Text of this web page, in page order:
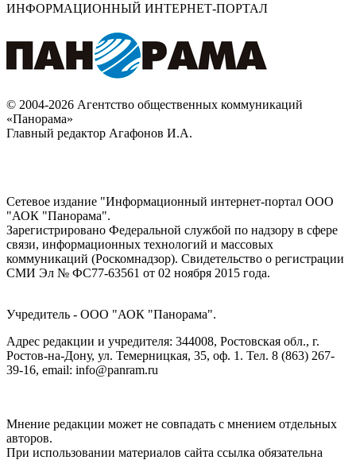
ИНФОРМАЦИОННЫЙ ИНТЕРНЕТ-ПОРТАЛ
© 2004-2026 Агентство общественных коммуникаций
«Панорама»
Главный редактор Агафонов И.А.
Сетевое издание "Информационный интернет-портал ООО
"АОК "Панорама".
Зарегистрировано Федеральной службой по надзору в сфере
связи, информационных технологий и массовых
коммуникаций (Роскомнадзор). Cвидетельство о регистрации
СМИ Эл № ФС77-63561 от 02 ноября 2015 года.
Учредитель - ООО "АОК "Панорама".
Адрес редакции и учредителя: 344008, Ростовская обл., г.
Ростов-на-Дону, ул. Темерницкая, 35, оф. 1. Тел. 8 (863) 267-
39-16, email: info@panram.ru
Мнение редакции может не совпадать с мнением отдельных
авторов.
При использовании материалов сайта ссылка обязательна